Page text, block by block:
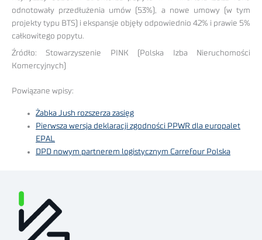
odnotowały przedłużenia umów (53%), a nowe umowy (w tym
projekty typu BTS) i ekspansje objęły odpowiednio 42% i prawie 5%
całkowitego popytu.
Źródło: Stowarzyszenie PINK (Polska Izba Nieruchomości
Komercyjnych)
Powiązane wpisy:
Żabka Jush rozszerza zasięg
Pierwsza wersja deklaracji zgodności PPWR dla europalet
EPAL
DPD nowym partnerem logistycznym Carrefour Polska